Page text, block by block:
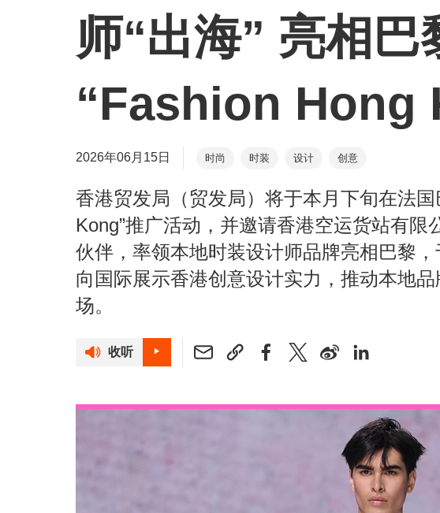
师“出海” 亮相巴
“Fashion Hong
2026年06月15日 时尚 时装 设计 创意
香港贸发局（贸发局）将于本月下旬在法国
Kong”推广活动，并邀请香港空运货站有限
伙伴，率领本地时装设计师品牌亮相巴黎
向国际展示香港创意设计实力，推动本地品
场。
收听